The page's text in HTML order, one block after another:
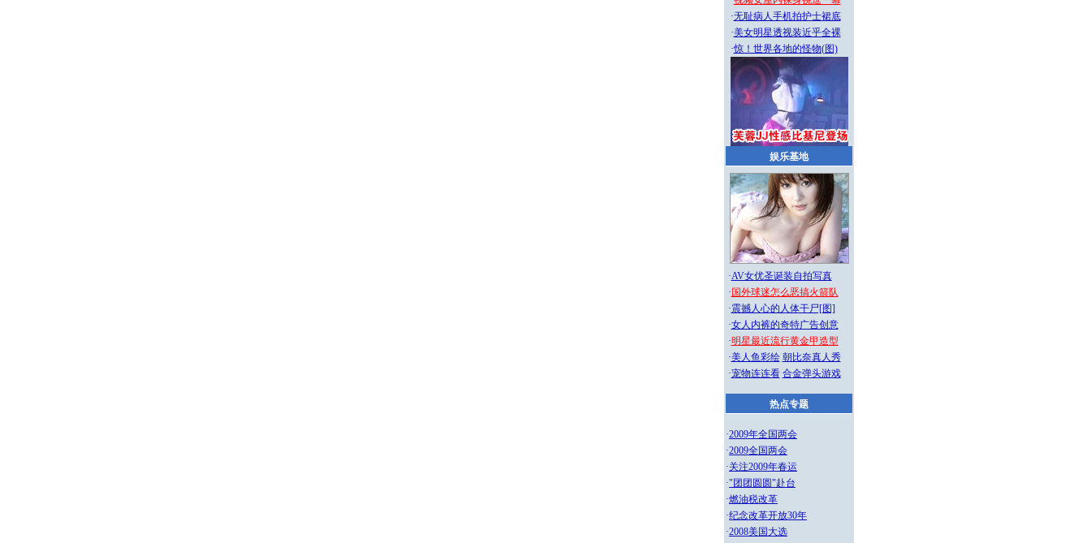
·无耻病人手机拍护士裙底
·美女明星透视装近乎全裸
·惊！世界各地的怪物(图)
娱乐基地
·AV女优圣诞装自拍写真
· 国外球迷怎么恶搞火箭队
·震撼人心的人体干尸[图]
·女人内裤的奇特广告创意
·明星最近流行黄金甲造型
·美人鱼彩绘 朝比奈真人秀
·宠物连连看 合金弹头游戏
热点专题
·2009年全国两会
·2009全国两会
·关注2009年春运
·"团团圆圆"赴台
·燃油税改革
·纪念改革开放30年
·2008美国大选